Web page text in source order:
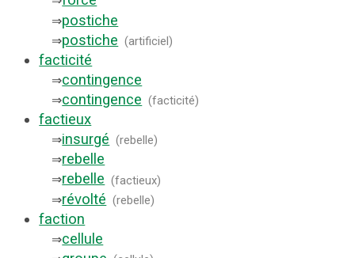
⇒postiche
⇒postiche (artificiel)
facticité
⇒contingence
⇒contingence (facticité)
factieux
⇒insurgé (rebelle)
⇒rebelle
⇒rebelle (factieux)
⇒révolté (rebelle)
faction
⇒cellule